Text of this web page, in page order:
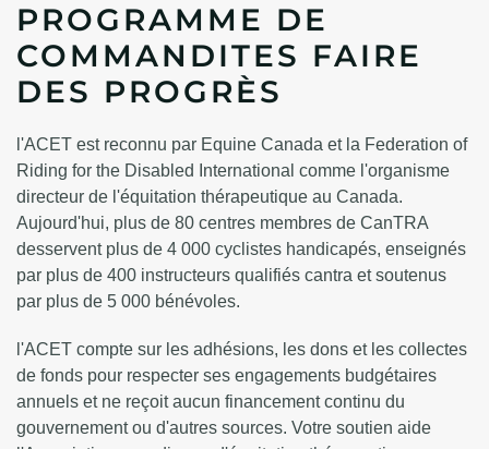
PROGRAMME DE
COMMANDITES FAIRE
DES PROGRÈS
l'ACET est reconnu par Equine Canada et la Federation of
Riding for the Disabled International comme l'organisme
directeur de l'équitation thérapeutique au Canada.
Aujourd'hui, plus de 80 centres membres de CanTRA
desservent plus de 4 000 cyclistes handicapés, enseignés
par plus de 400 instructeurs qualifiés cantra et soutenus
par plus de 5 000 bénévoles.
l'ACET compte sur les adhésions, les dons et les collectes
de fonds pour respecter ses engagements budgétaires
annuels et ne reçoit aucun financement continu du
gouvernement ou d'autres sources. Votre soutien aide